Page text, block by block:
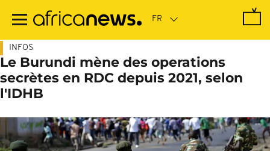
contenu
INFOS
Le Burundi mène des operations
secrètes en RDC depuis 2021, selon
l'IDHB